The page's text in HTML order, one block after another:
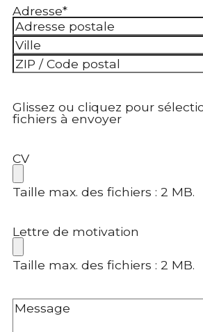
Adresse*
Adresse
postale
Ville
Glissez ou cliquez pour
fichiers à envoyer
CV
Taille max. des fichiers : 2 MB.
Lettre de motivation
Taille max. des fichiers : 2 MB.
Sans
titre